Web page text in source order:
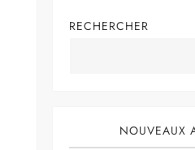
RECHERCHER
NOUVEAUX